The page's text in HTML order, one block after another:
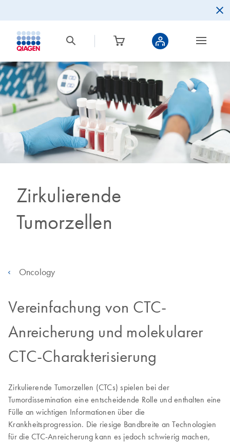
Zirkulierende
Tumorzellen
Oncology
Vereinfachung von CTC-
Anreicherung und molekularer
CTC-Charakterisierung
Zirkulierende Tumorzellen (CTCs) spielen bei der
Tumordissemination eine entscheidende Rolle und enthalten eine
Fülle an wichtigen Informationen über die
Krankheitsprogression. Die riesige Bandbreite an Technologien
für die CTC-Anreicherung kann es jedoch schwierig machen,